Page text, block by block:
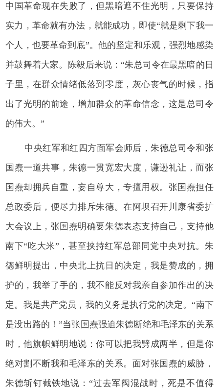
中国革命现在失败了，但黑暗遮不住光明，只要保持
实力，革命就有办法，就能成功，即使“就是剩下我一
个人，也要革命到底”。他的坚定和乐观，强烈地感染
并鼓舞着大家。陈毅后来说：“朱总司令在最黑暗的日
子里，在群众情绪低落到零度，灰心丧气的时候，指
出了光明的前途，增加群众的革命信念，这是总司令
的伟大。”
中央红军和红四方面军会师后，朱德总司令和张
国焘一道共事，朱德一贯宽宏大度，谦逊礼让，而张
国焘却拥兵自重，妄自尊大，专擅用权。张国焘担任
总政委后，便尽力排斥朱德。在阿坝召开川康省委扩
大会议上，张国焘明确要朱德表态支持自己，支持他
南下“吃大米”，甚至挟持红军总部同党中央对抗。朱
德鲜明提出，中央北上抗日的决定，我是赞成的，拥
护的，我举了手的，我不能反对我亲自参加作出的决
定。我是共产党员，我的义务是执行党的决定。“南下
是没出路的！”当张国焘强迫朱德断绝和毛泽东的关系
时，他旗帜鲜明地说：你可以把我劈成两半，但是你
绝对割不断我和毛泽东的关系。面对张国焘的威胁，
朱德斩钉截铁地说：“过去军阀混战时，死是不值得